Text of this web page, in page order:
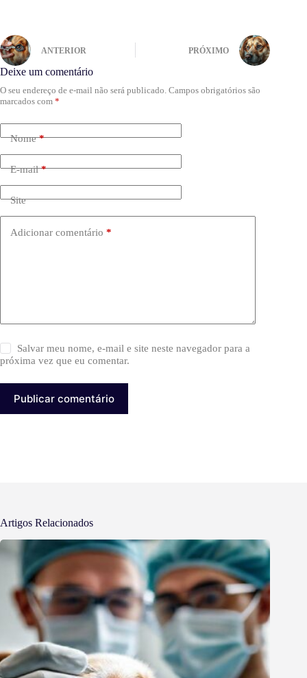
ANTERIOR PRÓXIMO
Deixe um comentário
O seu endereço de e-mail não será publicado. Campos obrigatórios são
marcados com *
Nome*
E-mail*
Site
Adicionar comentário *
Salvar meu nome, e-mail e site neste navegador para a
próxima vez que eu comentar.
Publicar comentário
Artigos Relacionados